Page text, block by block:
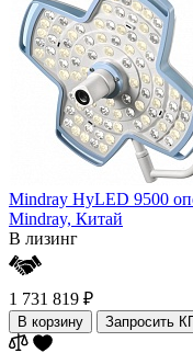
Mindray HyLED 9500
Mindray, Китай
В лизинг
1 731 819 ₽
В корзину Запросить